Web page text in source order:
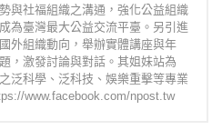
與社福組織之溝通，強化公益組織
為臺灣最大公益交流平臺。另引進
外組織動向，舉辦實體講座與年
，激發討論與對話。其姐妹站為
泛科學、泛科技、娛樂重擊等專業
www.facebook.com/npost.tw